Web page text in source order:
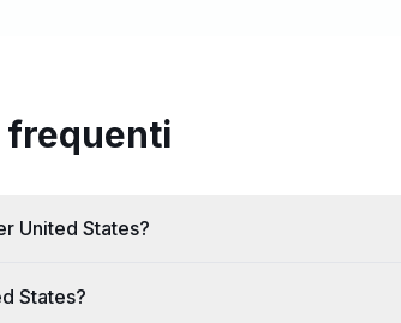
frequenti
United States?
States?